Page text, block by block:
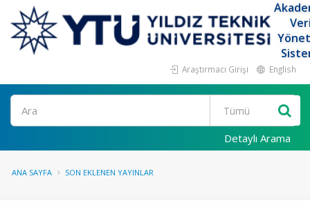
Araştırmacı Girişi English
Ara
Detaylı Arama
ANA SAYFA SON EKLENEN YAYINLAR